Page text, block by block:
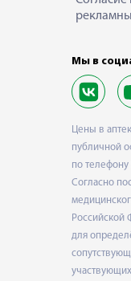
Мы в
Цены в
публичной
по телефону
Согласно
Российской
для